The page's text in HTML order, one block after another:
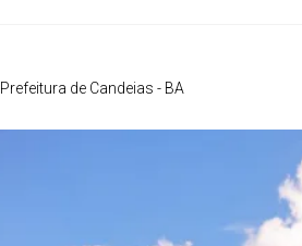
Prefeitura de Candeias - BA